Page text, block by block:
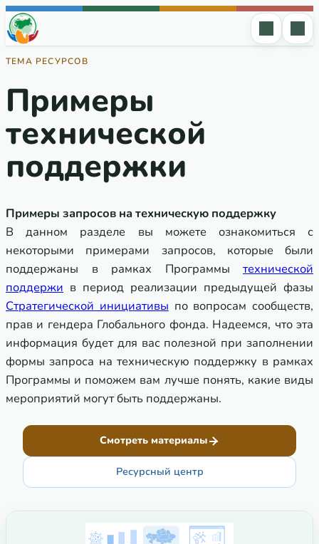
Перейти к содержимому
ТЕМА РЕСУРСОВ
Примеры
технической
поддержки
Примеры запросов на техническую поддержку
В данном разделе вы можете ознакомиться с
некоторыми примерами запросов, которые были
поддержаны в рамках Программы технической
поддержи в период реализации предыдущей фазы
Стратегической инициативы по вопросам сообществ,
прав и гендера Глобального фонда. Надеемся, что эта
информация будет для вас полезной при заполнении
формы запроса на техническую поддержку в рамках
Программы и поможем вам лучше понять, какие виды
мероприятий могут быть поддержаны.
Смотреть материалы
Ресурсный центр